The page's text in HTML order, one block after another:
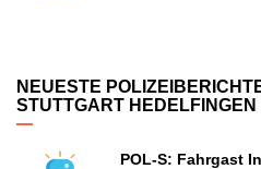
NEUESTE
STUTTGART HEDELFINGEN
POL-S: Fahrgast